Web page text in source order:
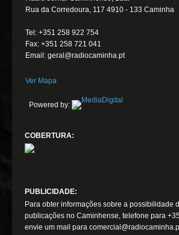
Rua da Corredoura, 117 4910 - 133 Caminha
Tel: +351 258 922 754
Fax: +351 258 721 041
Email: geral@radiocaminha.pt
Ver Mapa
Powered by:
COBERTURA:
PUBLICIDADE:
Para obter informações sobre a possibilidade
publicações no Caminhense, telefone para
envie um mail para